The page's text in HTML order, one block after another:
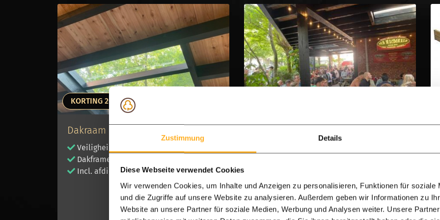
Zustimmung Details
Diese Webseite verwendet Cookies
Wir verwenden Cookies, um Inhalte und Anzeigen zu personalisieren, Funktionen für soziale
und die Zugriffe auf unsere Website zu analysieren. Außerdem geben wir Informationen zu
Website an unsere Partner für soziale Medien, Werbung und Analysen weiter. Unsere
KORTING 20 %
Dakraam of lichtstraat
Veiligheidsglas
Dakframe
Incl. afdichtingskit
Lichtstraat